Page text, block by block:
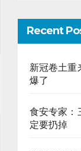
Recent
新冠卷土重
爆了
食安专家：
定要扔掉